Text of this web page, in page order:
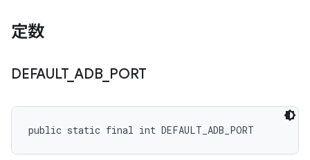
定数
DEFAULT_ ADB_ PORT
public static final int DEFAULT_ADB_PORT